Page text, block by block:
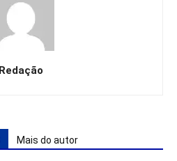
Redação
Mais do autor